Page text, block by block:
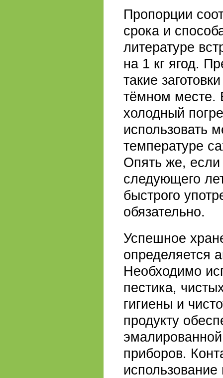
Пропорции
срока и
литературе
на 1 кг ягод.
такие
тёмном месте.
холодный
использовать
температуре
Опять же, если
следующего
быстрого
обязательно.
Успешное
определяется
Необходимо
пестика,
гигиены и
продукту
приборов.